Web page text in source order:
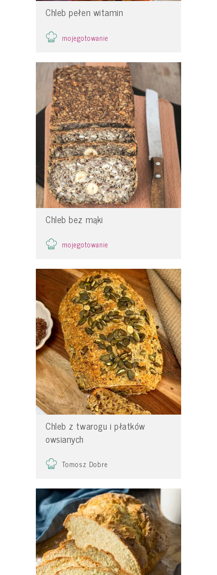
Chleb pełen witamin
mojegotowanie
Chleb bez mąki
mojegotowanie
Chleb z twarogu i płatków
owsianych
Tomosz Dobre